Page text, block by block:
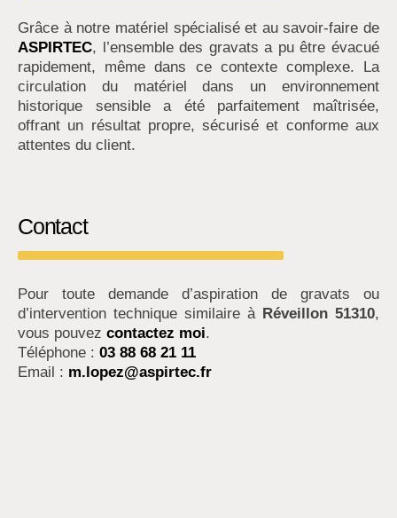
Grâce à notre matériel spécialisé et au savoir-faire de
ASPIRTEC, l’ensemble des gravats a pu être évacué
rapidement, même dans ce contexte complexe. La
circulation du matériel dans un environnement
historique sensible a été parfaitement maîtrisée,
offrant un résultat propre, sécurisé et conforme aux
attentes du client.
Contact
Pour toute demande d’aspiration de gravats ou
d’intervention technique similaire à Réveillon 51310,
vous pouvez contactez moi.
Téléphone : 03 88 68 21 11
Email : m.lopez@aspirtec.fr